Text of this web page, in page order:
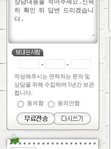
- -
작성해주시는 연락처는 문의 및
상담을 위해 수집하며 5년간 보관
합니다.
동의함
동의안함